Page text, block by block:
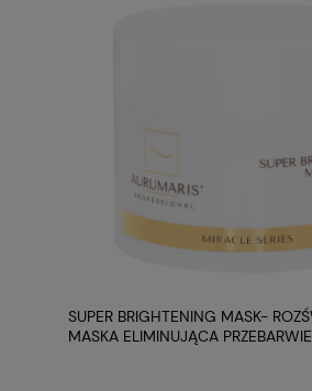
SUPER BRIGHTENING MASK-
MASKA ELIMINUJĄCA